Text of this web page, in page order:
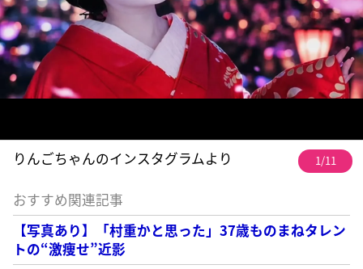
りんごちゃんのインスタグラムより 1/11
おすすめ関連記事
【写真あり】「村重かと思った」37歳ものまねタレン
トの“激痩せ”近影